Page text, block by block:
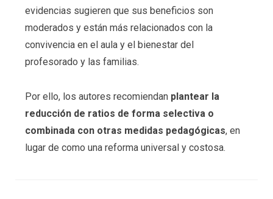
evidencias sugieren que sus beneficios son
moderados y están más relacionados con la
convivencia en el aula y el bienestar del
profesorado y las familias.
Por ello, los autores recomiendan plantear la
reducción de ratios de forma selectiva o
combinada con otras medidas pedagógicas, en
lugar de como una reforma universal y costosa.